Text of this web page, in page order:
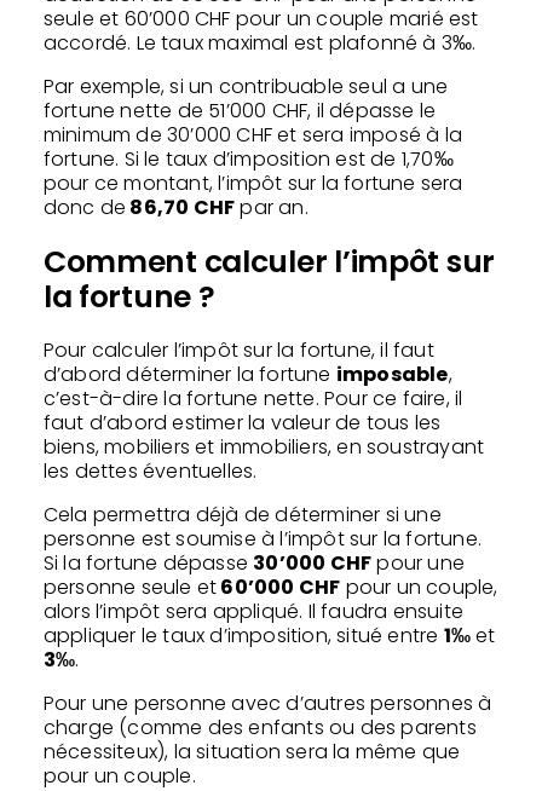
seule et 60’000 CHF pour un couple marié est
accordé. Le taux maximal est plafonné à 3‰.
Par exemple, si un contribuable seul a une
fortune nette de 51’000 CHF, il dépasse le
minimum de 30’000 CHF et sera imposé à la
fortune. Si le taux d’imposition est de 1,70‰
pour ce montant, l’impôt sur la fortune sera
donc de 86,70 CHFpar an.
Comment calculer l’impôt sur
la fortune ?
Pour calculer l’impôt sur la fortune, il faut
d’abord déterminer la fortune imposable,
c’est-à-dire la fortune nette. Pour ce faire, il
faut d’abord estimer la valeur de tous les
biens, mobiliers et immobiliers, en soustrayant
les dettes éventuelles.
Cela permettra déjà de déterminer si une
personne est soumise à l’impôt sur la fortune.
Si la fortune dépasse 30’000 CHFpour une
personne seule et60’000 CHF pour un couple,
alors l’impôt sera appliqué. Il faudra ensuite
appliquer le taux d’imposition, situé entre 1‰et
3‰.
Pour une personne avec d’autres personnes à
charge (comme des enfants ou des parents
nécessiteux), la situation sera la même que
pour un couple.